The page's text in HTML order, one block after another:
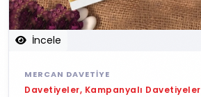
İncele
MERCAN DAVETIYE
Davetiyeler, Kampanyalı Davetiyeler